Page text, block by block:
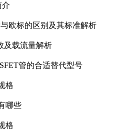
介
欧标的区别及其标准解析
及载流量解析
管的合适替代型号
格
哪些
格